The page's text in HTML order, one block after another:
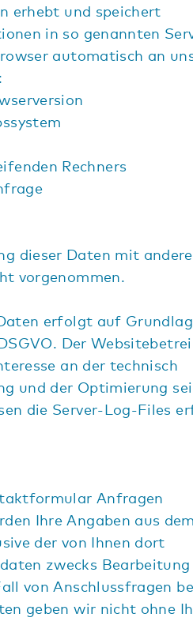
erhebt und speichert
in so genannten
automatisch an
Rechners
dieser Daten mit
vorgenommen.
erfolgt auf
Der
an der technisch
und der Optimierung
die Server-Log-Files
Anfragen
Ihre Angaben aus dem
der von Ihnen dort
zwecks
von Anschlussfragen
geben wir nicht ohne